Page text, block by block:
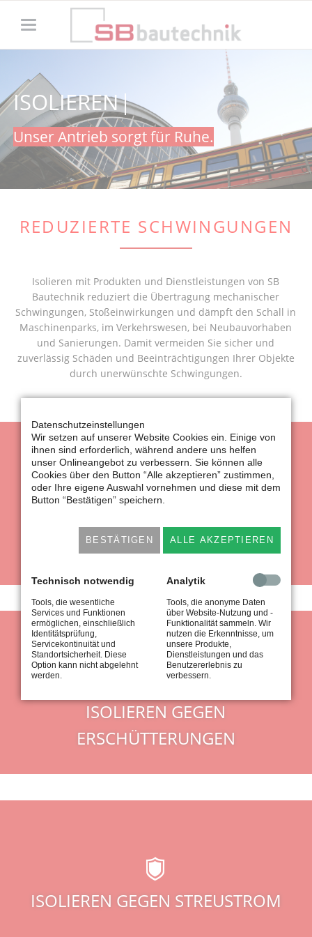
ISOLIEREN
ISOLIEREN
Unser Antrieb sorgt für Ruhe.
REDUZIERTE SCHWINGUNGEN
Isolieren mit Produkten und Dienstleistungen von SB
Bautechnik reduziert die Übertragung mechanischer
Schwingungen, Stoßeinwirkungen und dämpft den Schall in
Maschinenparks, im Verkehrswesen, bei Neubauvorhaben
und Sanierungen. Damit vermeiden Sie sicher und
zuverlässig Schäden und Beeinträchtigungen Ihrer Objekte
durch unerwünschte Schwingungen.
Datenschutzeinstellungen
Wir setzen auf unserer Website Cookies ein. Einige von
ihnen sind erforderlich, während andere uns helfen
unser Onlineangebot zu verbessern. Sie können alle
Cookies über den Button “Alle akzeptieren” zustimmen,
oder Ihre eigene Auswahl vornehmen und diese mit dem
Button “Bestätigen” speichern.
BESTÄTIGEN ALLE AKZEPTIEREN
Technisch notwendig
Tools, die wesentliche
Services und Funktionen
ermöglichen, einschließlich
Identitätsprüfung,
Servicekontinuität und
Standortsicherheit. Diese
Option kann nicht abgelehnt
werden.
Analytik
Tools, die anonyme Daten
über Website-Nutzung und -
Funktionalität sammeln. Wir
nutzen die Erkenntnisse, um
unsere Produkte,
Dienstleistungen und das
Benutzererlebnis zu
verbessern.